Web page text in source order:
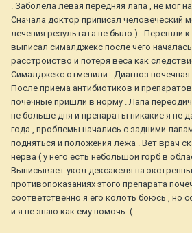
. Заболела левая передняя лапа , не мог
Сначала доктор приписал человеческий
лечения результата не было ) . Перешли
выписал сималджекс после чего
расстройство и потеря веса как
Сималджекс отменили . Диагноз почечная
После приема антибиотиков и
почечные пришли в норму . Лапа
не больше дня и препараты никакие я не
года , проблемы начались с задними
подняться и положения лёжа . Вет врач
нерва ( у него есть небольшой горб в
Выписывает укол дексакеля на
противопоказаниях этого препарата
соответственно я его колоть боюсь , но
и я не знаю как ему помочь :(